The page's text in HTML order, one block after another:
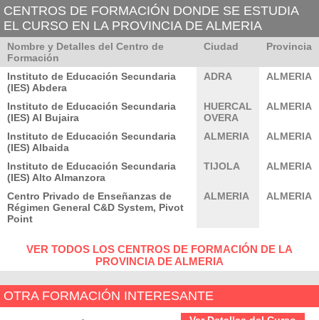
CENTROS DE FORMACIÓN DONDE SE ESTUDIA
EL CURSO EN LA PROVINCIA DE ALMERIA
Nombre y Detalles del Centro de
Formación
Ciudad Provincia
Instituto de Educación Secundaria
(IES) Abdera
ADRA ALMERIA
Instituto de Educación Secundaria
(IES) Al Bujaira
HUERCAL
OVERA
ALMERIA
Instituto de Educación Secundaria
(IES) Albaida
ALMERIA ALMERIA
Instituto de Educación Secundaria
(IES) Alto Almanzora
TIJOLA ALMERIA
Centro Privado de Enseñanzas de
Régimen General C&D System, Pivot
Point
ALMERIA ALMERIA
VER TODOS LOS CENTROS DE FORMACIÓN DE LA
PROVINCIA DE ALMERIA
OTRA FORMACIÓN INTERESANTE